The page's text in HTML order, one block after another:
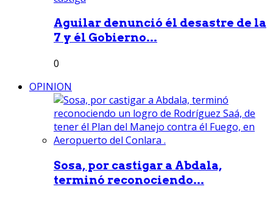
Aguilar denunció él desastre de la
7 y él Gobierno...
0
OPINION
Sosa, por castigar a Abdala,
terminó reconociendo...